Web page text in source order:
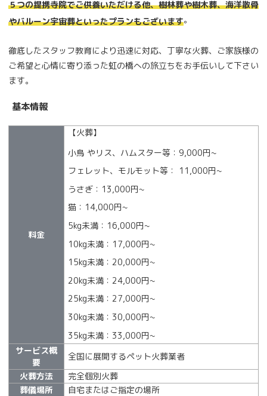
５つの提携寺院でご供養いただける他、樹林葬や樹木葬、海洋散骨
やバルーン宇宙葬といったプランもございます。
徹底したスタッフ教育により迅速に対応、丁寧な火葬、ご家族様の
ご希望と心情に寄り添った虹の橋への旅立ちをお手伝いして下さい
ます。
基本情報
料金
【火葬】
小鳥 やリス、ハムスター等：9,000円~
フェレット、モルモット等： 11,000円~
うさぎ：13,000円~
猫：14,000円~
5kg未満：16,000円~
10kg未満：17,000円~
15kg未満：20,000円~
20kg未満：24,000円~
25kg未満：27,000円~
30kg未満：30,000円~
35kg未満：33,000円~
サービス概
要
全国に展開するペット火葬業者
火葬方法
完全個別火葬
葬儀場所
自宅またはご指定の場所